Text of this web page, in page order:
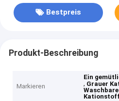
Bestpreis
Produkt-Beschreibung
Markieren
Ein
, Grauer